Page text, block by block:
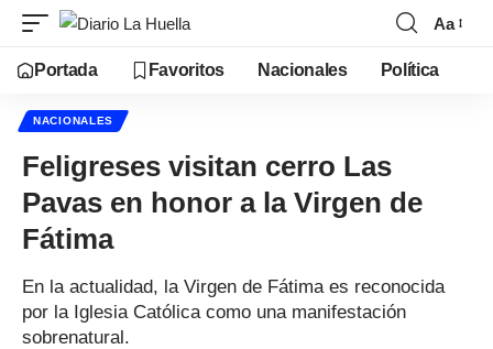
Aa
Portada Favoritos Nacionales Política
NACIONALES
Feligreses visitan cerro Las
Pavas en honor a la Virgen de
Fátima
En la actualidad, la Virgen de Fátima es reconocida
por la Iglesia Católica como una manifestación
sobrenatural.